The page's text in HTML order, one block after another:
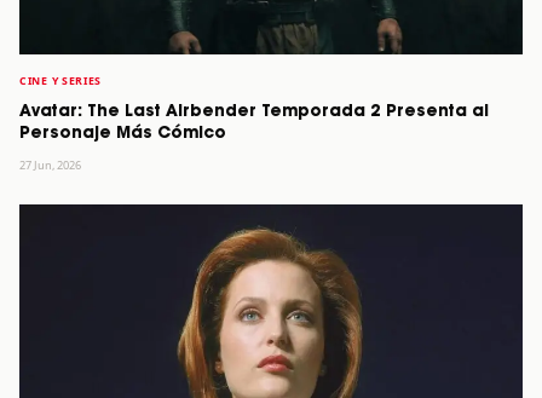
CINE Y SERIES
Avatar: The Last Airbender Temporada 2 Presenta al
Personaje Más Cómico
27 Jun, 2026